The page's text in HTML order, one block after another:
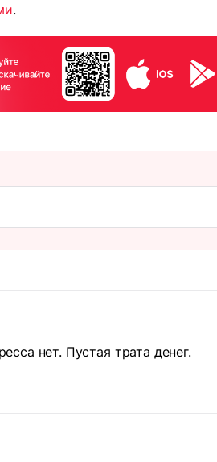
.
нет. Пустая трата денег.